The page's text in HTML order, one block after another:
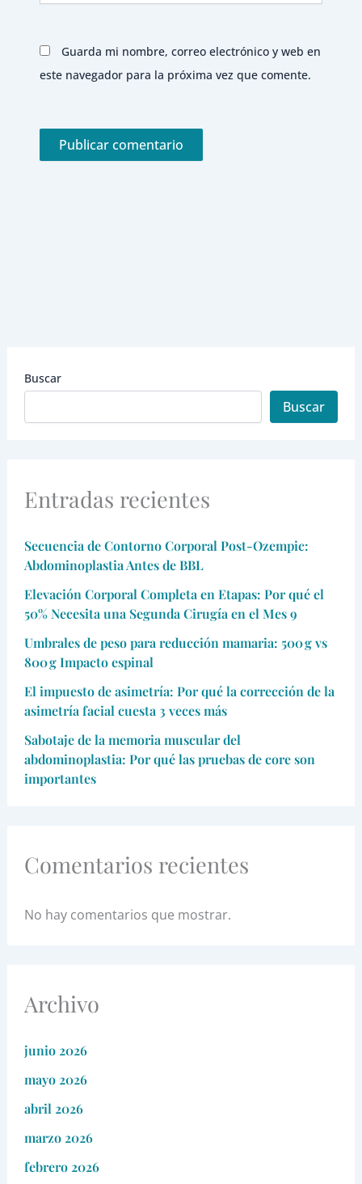
Guarda mi nombre, correo electrónico y web en
este navegador para la próxima vez que comente.
Buscar
Buscar
Entradas recientes
Secuencia de Contorno Corporal Post-Ozempic:
Abdominoplastia Antes de BBL
Elevación Corporal Completa en Etapas: Por qué el
50% Necesita una Segunda Cirugía en el Mes 9
Umbrales de peso para reducción mamaria: 500 g vs
800 g Impacto espinal
El impuesto de asimetría: Por qué la corrección de la
asimetría facial cuesta 3 veces más
Sabotaje de la memoria muscular del
abdominoplastia: Por qué las pruebas de core son
importantes
Comentarios recientes
No hay comentarios que mostrar.
Archivo
junio 2026
mayo 2026
abril 2026
marzo 2026
febrero 2026